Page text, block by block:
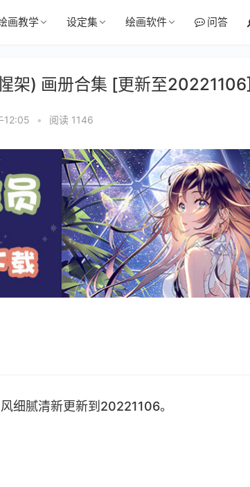
画教学 设定集 绘画软件 问答
架) 画册合集 [更新至20221106]
12:05 • 阅读 1146
细腻清新更新到20221106。